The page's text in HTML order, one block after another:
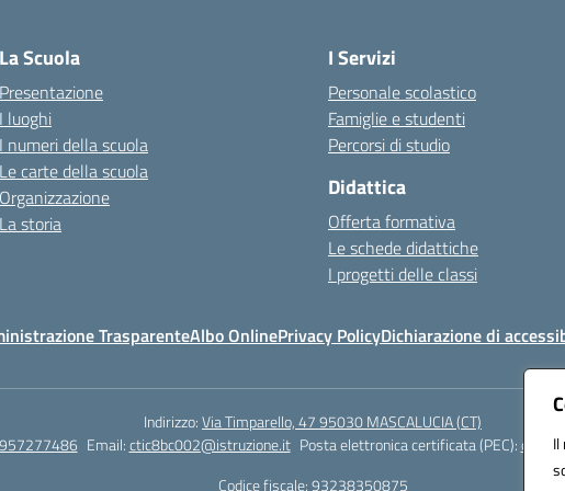
La Scuola
Presentazione
I luoghi
I numeri della scuola
Le carte della scuola
Organizzazione
La storia
I Servizi
Personale scolastico
Famiglie e studenti
Percorsi di studio
Didattica
Offerta formativa
Le schede didattiche
I progetti delle classi
TrasparenteAlbo OnlinePrivacy PolicyDichiarazione di
Indirizzo:Via Timparello, 47 95030 MASCALUCIA (CT)
Email:ctic8bc002@istruzione.it Posta elettronica certificata (PEC):
Codice fiscale: 93238350875